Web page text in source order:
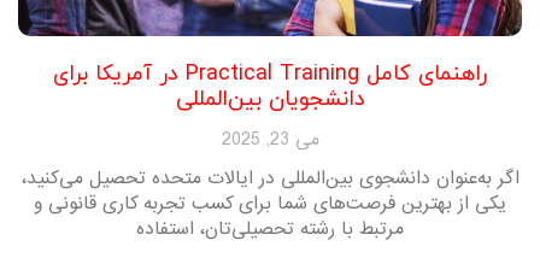
راهنمای کامل Practical Training در آمریکا برای
دانشجویان بین‌المللی
می 23, 2025
اگر به‌عنوان دانشجوی بین‌المللی در ایالات متحده تحصیل می‌کنید،
یکی از بهترین فرصت‌های شما برای کسب تجربه کاری قانونی و
مرتبط با رشته تحصیلی‌تان، استفاده